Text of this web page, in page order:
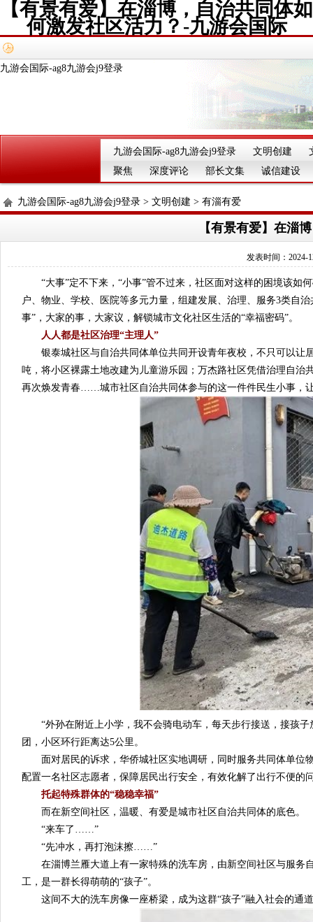
【有景有爱】在淄博，自治共同体如
何激发社区活力？-九游会国际
九游会国际-ag8九游会j9登录
九游会国际-ag8九游会j9登录 文明创建
聚焦
深度评论 部长文集 诚信建设
九游会国际-ag8九游会j9登录 > 文明创建 > 有淄有爱
【有景有爱】在淄
发表时间：
“大事”定不下来，“小事”管不过来，社区面对这样的困境该如
户、物业、学校、医院等多元力量，组建发展、治理、服务3类自
事”，大家的事，大家议，解锁城市文化社区生活的“幸福密码”。
人人都是社区治理“主理人”
银泰城社区与自治共同体单位共同开设青年夜校，不只可以让
吨，将小区裸露土地改建为儿童游乐园；万杰路社区凭借治理自
再次焕发青春……城市社区自治共同体参与的这一件件民生小事，
“外孙在附近上小学，我不会骑电动车，每天步行接送，接孩子
团，小区环行距离达5公里。
面对居民的诉求，华侨城社区实地调研，同时服务共同体单位
配置一名社区志愿者，保障居民出行安全，有效化解了出行不便的
托起特殊群体的“稳稳幸福”
而在新空间社区，温暖、有爱是城市社区自治共同体的底色。
“来车了……”
“先冲水，再打泡沫擦……”
在淄博兰雁大道上有一家特殊的洗车房，由新空间社区与服务
工，是一群长得萌萌的“孩子”。
这间不大的洗车房像一座桥梁，成为这群“孩子”融入社会的通